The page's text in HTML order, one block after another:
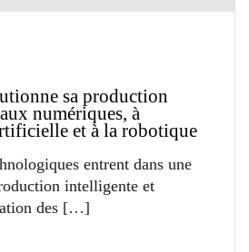
sa production
numériques, à
et à la robotique
entrent dans une
intelligente et
des